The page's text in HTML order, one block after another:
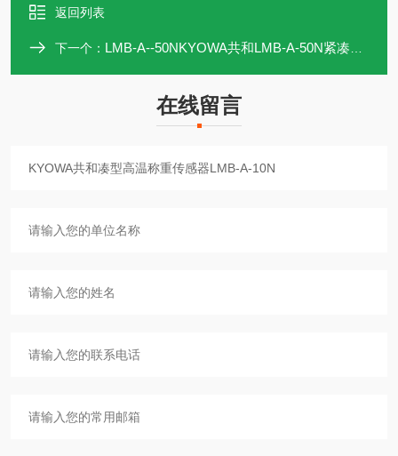
返回列表
下一个： LMB-A--50NKYOWA共和LMB-A-50N紧凑型高温称重传感器
在线留言